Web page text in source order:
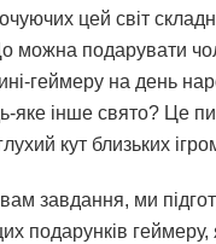
цей світ
можна подарувати
геймеру на день
яке інше свято? Це
кут близьких
завдання, ми
подарунків геймеру,